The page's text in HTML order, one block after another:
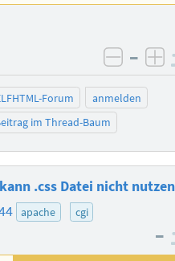
–
Forum
anmelden
im Thread-Baum
.css Datei nicht nutzen
apache cgi
–